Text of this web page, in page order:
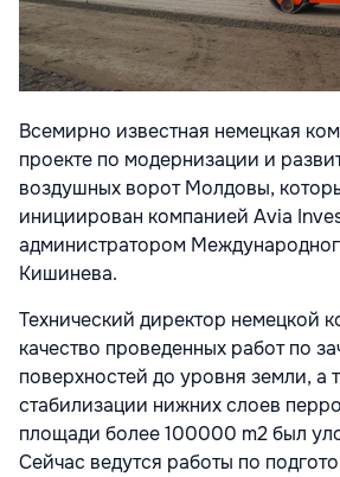
Всемирно известная немецкая
проекте по модернизации и
воздушных ворот Молдовы,
инициирован компанией Avia
администратором
Кишинева.
Технический директор немецкой
качество проведенных работ по
поверхностей до уровня земли, а
стабилизации нижних слоев
площади более 100000 m2 был
Сейчас ведутся работы по